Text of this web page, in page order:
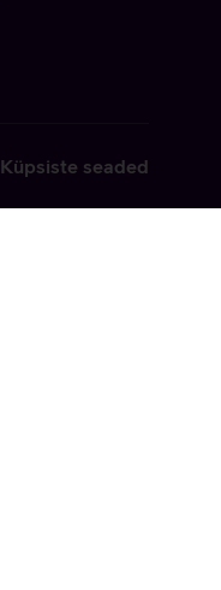
Küpsiste seaded